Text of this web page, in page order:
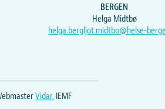
BERGEN
Helga Midtbø
helga.bergljot.midtbo@helse-
Vidar, IEMF